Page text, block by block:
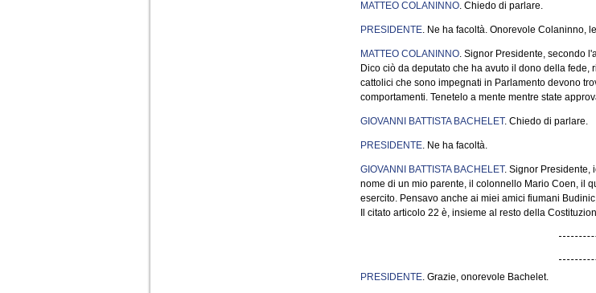
MATTEO COLANINNO. Chiedo di parlare.
PRESIDENTE. Ne ha facoltà. Onorevole Colaninno,
MATTEO COLANINNO. Signor Presidente, secondo
Dico ciò da deputato che ha avuto il dono della
cattolici che sono impegnati in Parlamento devono
comportamenti. Tenetelo a mente mentre state
GIOVANNI BATTISTA BACHELET. Chiedo di parlare.
PRESIDENTE. Ne ha facoltà.
GIOVANNI BATTISTA BACHELET. Signor Presidente,
nome di un mio parente, il colonnello Mario Coen, il
esercito. Pensavo anche ai miei amici fiumani
Il citato articolo 22 è, insieme al resto della
PRESIDENTE. Grazie, onorevole Bachelet.